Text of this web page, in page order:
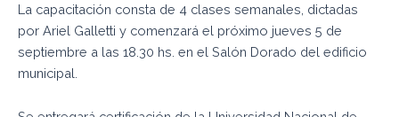
La capacitación consta de 4 clases semanales, dictadas
por Ariel Galletti y comenzará el próximo jueves 5 de
septiembre a las 18.30 hs. en el Salón Dorado del edificio
municipal.